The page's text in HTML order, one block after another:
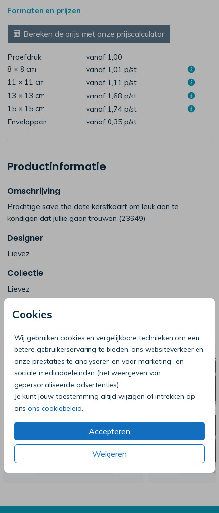
Cookies
Wij gebruiken cookies en vergelijkbare technieken om een
betere gebruikerservaring te bieden, ons websiteverkeer en
onze prestaties te analyseren en voor marketing- en
sociale mediadoeleinden (het weergeven van
gepersonaliseerde advertenties).
Je kunt jouw toestemming altijd wijzigen of intrekken op
ons ons cookiebeleid.
Accepteren
Weigeren
Formaten en prijzen
Bereken de prijs met onze prijscalculator
Proefdruk
vanaf 1,00
8 × 8 cm
vanaf 1,01 p/st
11 × 11 cm
vanaf 1,11 p/st
13 × 13 cm
vanaf 1,68 p/st
15 × 15 cm
vanaf 1,74 p/st
Enveloppen
vanaf 0,35 p/st
Productinformatie
Omschrijving
Prachtige save the date kerstkaart om leuk aan te
kondigen dat jullie gaan trouwen (23649)
Designer
Lievez
Collectie
Lievez
Deze producten zijn wellicht ook iets
voor je